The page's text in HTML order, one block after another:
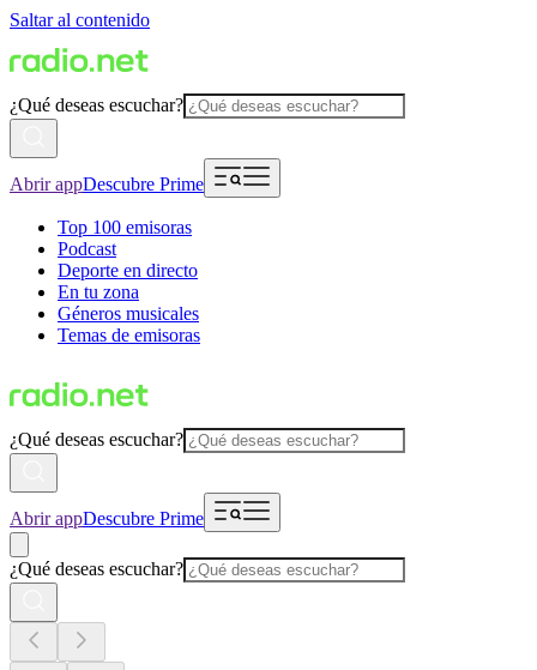
Saltar al contenido
¿Qué deseas escuchar?
Abrir appDescubre Prime
Top 100 emisoras
Podcast
Deporte en directo
En tu zona
Géneros musicales
Temas de emisoras
¿Qué deseas escuchar?
Abrir appDescubre Prime
¿Qué deseas escuchar?